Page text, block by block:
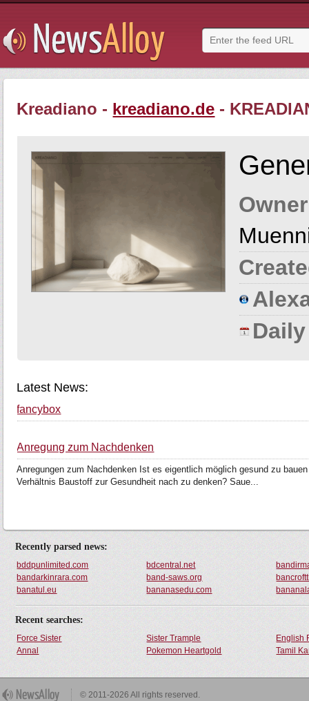
Kreadiano - kreadiano.de -
Latest News:
fancybox
Anregung zum Nachdenken
Anregungen zum Nachdenken Ist es eigentlich möglich gesund zu
Verhältnis Baustoff zur Gesundheit nach zu denken? Saue...
Recently parsed news:
bddpunlimited.com bdcentral.net
bandarkinrara.com
band-saws.org
banatul.eu
bananasedu.com
Recent searches:
Force Sister Sister Trample
English
Annal
Pokemon Heartgold Tamil
© 2011-2026 All rights reserved.